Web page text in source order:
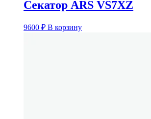
Секатор ARS VS7XZ
9600 ₽ В корзину